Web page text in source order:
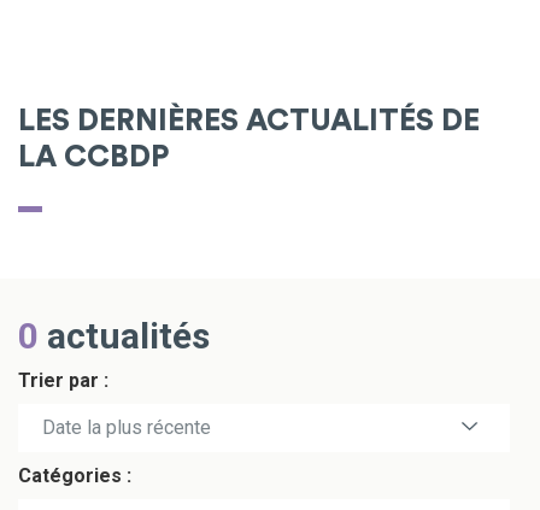
LES DERNIÈRES ACTUALITÉS DE
LA CCBDP
0 actualités
Trier par :
Date la plus récente
Date la plus ancienne
Catégories :